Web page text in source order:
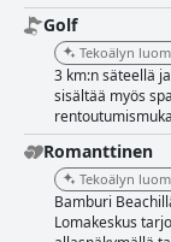
Golf
Tekoälyn
3 km:n säteellä
sisältää myös
Romanttinen
Tekoälyn
Bamburi
Lomakeskus